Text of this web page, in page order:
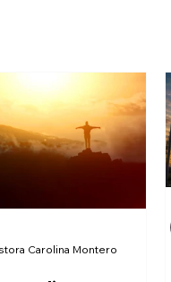
Carolina Montero